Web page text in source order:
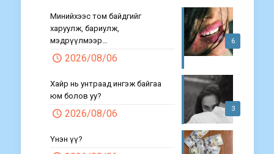
6
Минийхээс том байдгийг
харуулж, бариулж,
мэдрүүлмээр…
2026/08/06
3
Хайр нь унтраад ингэж байгаа
юм болов уу?
2026/08/06
Үнэн үү?